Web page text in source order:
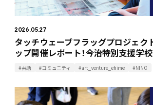
2026.05.27
タッチウェーブフラッグプロジェク
ップ開催レポート！今治特別支援学校
#共助 #コミュニティ #art_venture_ehime #NINO